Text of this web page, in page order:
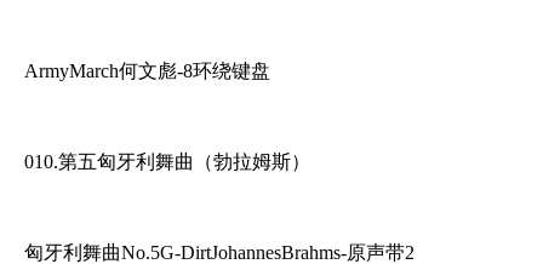
ArmyMarch何文彪-8环绕键盘
010.第五匈牙利舞曲（勃拉姆斯）
匈牙利舞曲No.5G-DirtJohannesBrahms-原声带2